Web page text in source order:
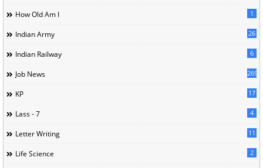
How Old Am I 1
Indian Army 26
Indian Railway 6
Job News 269
KP 17
Lass - 7 4
Letter Writing 11
Life Science 2